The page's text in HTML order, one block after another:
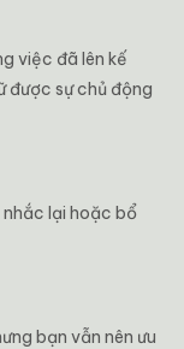
việc đã lên kế
được sự chủ động
nhắc lại hoặc bổ
bạn vẫn nên ưu